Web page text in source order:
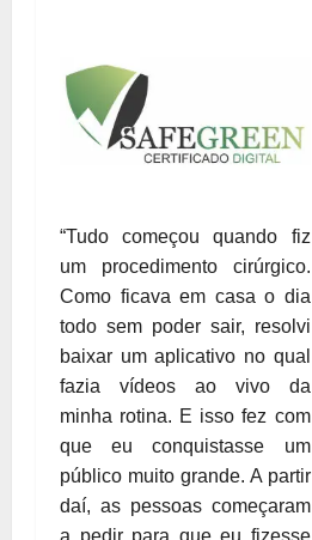
“Tudo começou quando fiz
um procedimento cirúrgico.
Como ficava em casa o dia
todo sem poder sair, resolvi
baixar um aplicativo no qual
fazia vídeos ao vivo da
minha rotina. E isso fez com
que eu conquistasse um
público muito grande. A partir
daí, as pessoas começaram